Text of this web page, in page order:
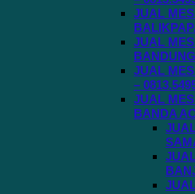
JUAL
JUAL
JUAL
–
JUAL
BANDA